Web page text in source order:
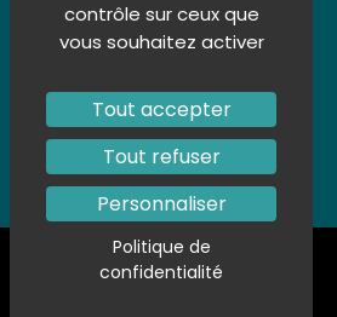
Politique de confidentialité
contrôle sur ceux que
vous souhaitez activer
Tout accepter
Tout refuser
Personnaliser
Politique de
confidentialité